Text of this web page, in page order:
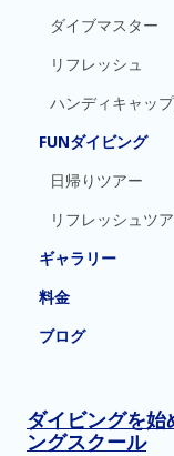
ダイブマスター
リフレッシュ
ハンディキャッ
FUNダイビング
日帰りツアー
リフレッシュツ
ギャラリー
料金
ブログ
ダイビングを
ングスクール